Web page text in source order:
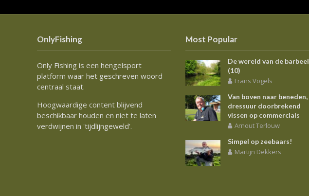
OnlyFishing
Only Fishing is een hengelsport
platform waar het geschreven woord
centraal staat.
Hoogwaardige content blijvend
beschikbaar houden en niet te laten
verdwijnen in 'tijdlijngeweld'.
Most Popular
De wereld van de barbeel
(10)
Frans Vogels
Van boven naar beneden,
dressuur doorbrekend
vissen op commercials
Arnout Terlouw
Simpel op zeebaars!
Martijn Dekkers